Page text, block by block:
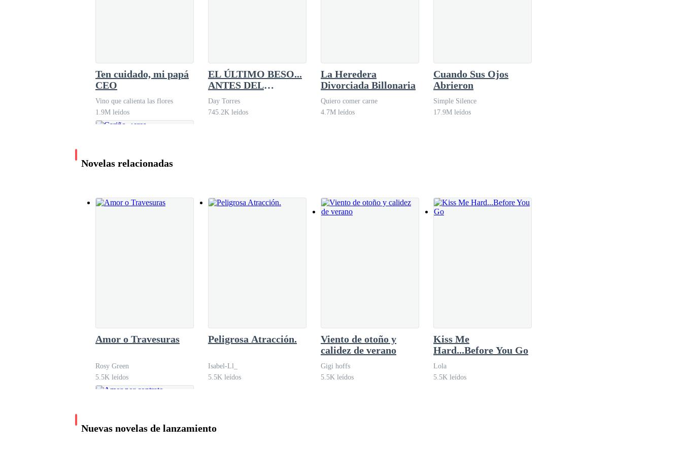
Ten cuidado, mi papá
CEO
Vino que calienta las flores
1.9M leídos
EL ÚLTIMO BESO...
ANTES DEL
DIVORCIO
Day Torres
745.2K leídos
La Heredera
Divorciada Billonaria
Quiero comer carne
4.7M leídos
Cuando Sus Ojos
Abrieron
Simple Silence
17.9M leídos
Novelas relacionadas
Amor o Travesuras
Rosy Green
5.5K leídos
Peligrosa Atracción.
Isabel-Ll_
5.5K leídos
Viento de otoño y
calidez de verano
Gigi hoffs
5.5K leídos
Kiss Me
Hard...Before You Go
Lola
5.5K leídos
Nuevas novelas de lanzamiento